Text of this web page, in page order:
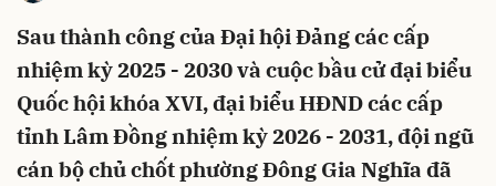
Sau thành công của Đại hội Đảng các cấp
nhiệm kỳ 2025 - 2030 và cuộc bầu cử đại biểu
Quốc hội khóa XVI, đại biểu HĐND các cấp
tỉnh Lâm Đồng nhiệm kỳ 2026 - 2031, đội ngũ
cán bộ chủ chốt phường Đông Gia Nghĩa đã
Hủy Gửi